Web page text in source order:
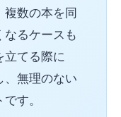
複数の本を同
るケースも
立てる際に
、無理のない
す。